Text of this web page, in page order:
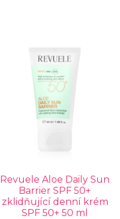
Revuele Aloe Daily Sun
Barrier SPF 50+
zklidňující denní krém
SPF 50+ 50 ml